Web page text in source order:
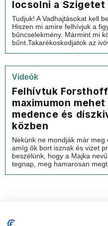
locsolni a Szigetet
Tudjuk! A Vadhajtásokat kell
Hiszen mi amire felhívjuk a
bűncselekmény. Mármint mi
bűnt.Takarékoskodjatok az
Videók
Felhívtuk
maximumon
medence és
közben
Nekünk ne mondják már meg
amíg ők bort isznak és vizet
beszélünk, hogy a Majka
tegnap, meg hamarosan